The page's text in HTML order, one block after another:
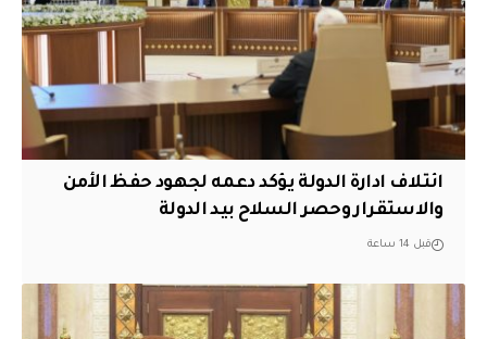
ائتلاف ادارة الدولة يؤكد دعمه لجهود حفظ الأمن
والاستقرار وحصر السلاح بيد الدولة
قبل 14 ساعة